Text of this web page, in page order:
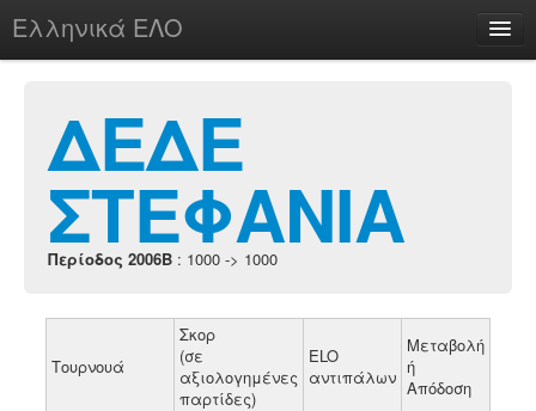
Ελληνικά ΕΛΟ
chesstu.be @ discord
Login
ΔΕΔΕ
ΣΤΕΦΑΝΙΑ
Περίοδος 2006B : 1000 -> 1000
Τουρνουά
Σκορ
(σε
αξιολογημένες
παρτίδες)
ELO
αντιπάλων
Μεταβολή
ή
Απόδοση